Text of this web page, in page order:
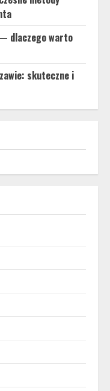
dlaczego warto
skuteczne i